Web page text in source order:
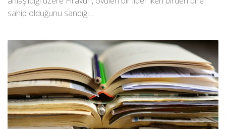
sahip olduğunu sandığı...